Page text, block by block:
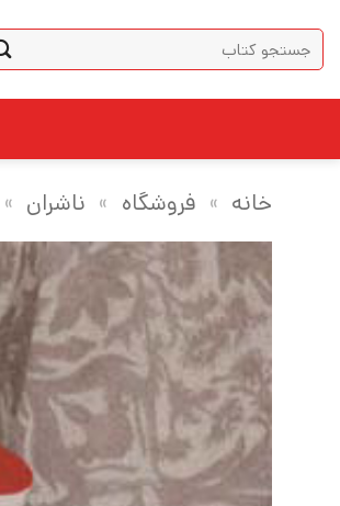
content
جستجو
برای:
خانه » فروشگاه » ناشران »